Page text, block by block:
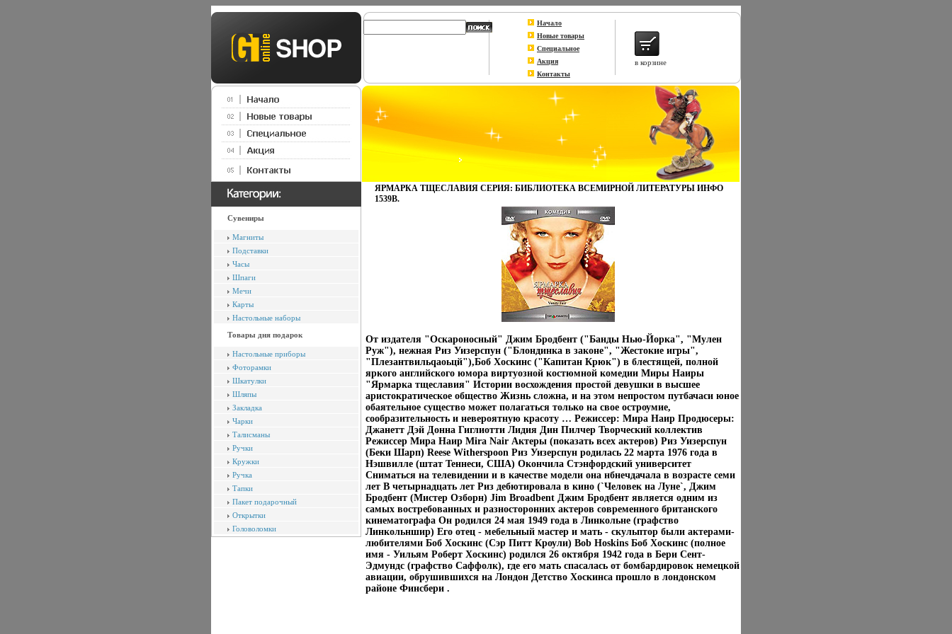
Начало
Новые товары
Специальное
Акция
Контакты
в корзине
Сувениры
Магниты
Подставки
Часы
Шпаги
Мечи
Карты
Настольные наборы
Товары дня подарок
Настольные приборы
Фоторамки
Шкатулки
Шляпы
Закладка
Чарки
Талисманы
Ручки
Кружки
Ручка
Тапки
Пакет подарочный
Открытки
Головоломки
ЯРМАРКА ТЩЕСЛАВИЯ СЕРИЯ: БИБЛИОТЕКА ВСЕМИРНОЙ ЛИТЕРАТУРЫ ИНФО
1539B.
От издателя "Оскароносный" Джим Бродбент ("Банды Нью-Йорка", "Мулен
Руж"), нежная Риз Уизерспун ("Блондинка в законе", "Жестокие игры",
"Плезантвильqаоьцй"),Боб Хоскинс ("Капитан Крюк") в блестящей, полной
яркого английского юмора виртуозной костюмной комедии Миры Наиры
"Ярмарка тщеславия" Истории восхождения простой девушки в высшее
аристократическое общество Жизнь сложна, и на этом непростом путбачаси юное
обаятельное существо может полагаться только на свое остроумие,
сообразительность и невероятную красоту … Режиссер: Мира Наир Продюсеры:
Джанетт Дэй Донна Гиглиотти Лидия Дин Пилчер Творческий коллектив
Режиссер Мира Наир Mira Nair Актеры (показать всех актеров) Риз Уизерспун
(Беки Шарп) Reese Witherspoon Риз Уизерспун родилась 22 марта 1976 года в
Нэшвилле (штат Теннеси, США) Окончила Стэнфордский университет
Сниматься на телевидении и в качестве модели она нбнечдачала в возрасте семи
лет В четырнадцать лет Риз дебютировала в кино (`Человек на Луне`, Джим
Бродбент (Мистер Озборн) Jim Broadbent Джим Бродбент является одним из
самых востребованных и разносторонних актеров современного британского
кинематографа Он родился 24 мая 1949 года в Линкольне (графство
Линкольншир) Его отец - мебельный мастер и мать - скульптор были актерами-
любителями Боб Хоскинс (Сэр Питт Кроули) Bob Hoskins Боб Хоскинс (полное
имя - Уильям Роберт Хоскинс) родился 26 октября 1942 года в Бери Сент-
Эдмундс (графство Саффолк), где его мать спасалась от бомбардировок немецкой
авиации, обрушившихся на Лондон Детство Хоскинса прошло в лондонском
районе Финсбери .